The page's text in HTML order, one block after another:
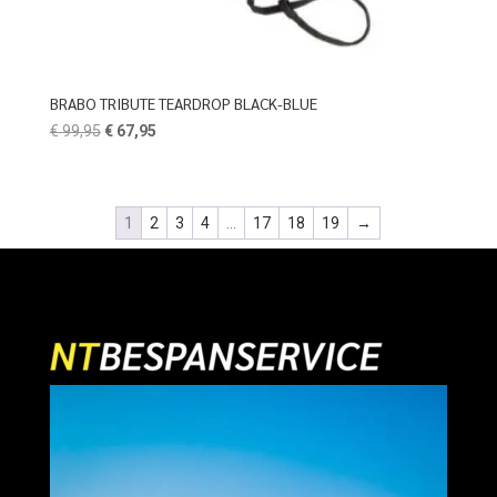
BRABO TRIBUTE TEARDROP BLACK-BLUE
€99,95 Oorspronkelijke
€ 99,95.
€67,95Huidige
€ 67,95.
1
2 3 4 17 18 19 →